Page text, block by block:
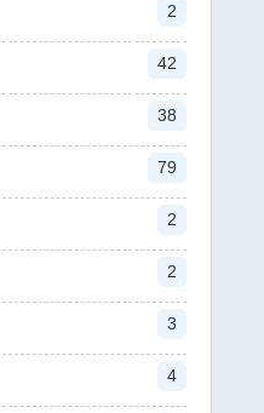
2
42
38
79
2
2
3
4